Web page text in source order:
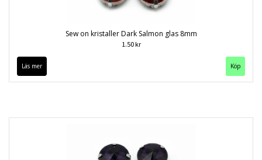
Sew on kristaller Dark Salmon glas 8mm
1.50 kr
Läs mer Köp